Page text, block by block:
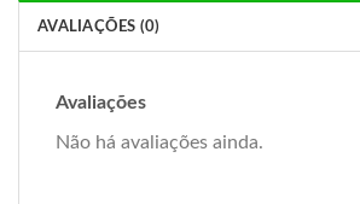
AVALIAÇÕES (0)
Avaliações
Não há avaliações ainda.